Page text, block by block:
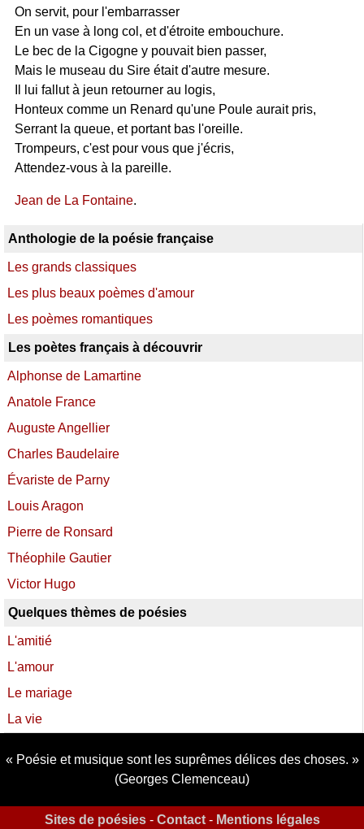
On servit, pour l'embarrasser
En un vase à long col, et d'étroite embouchure.
Le bec de la Cigogne y pouvait bien passer,
Mais le museau du Sire était d'autre mesure.
Il lui fallut à jeun retourner au logis,
Honteux comme un Renard qu'une Poule aurait pris,
Serrant la queue, et portant bas l'oreille.
Trompeurs, c'est pour vous que j'écris,
Attendez-vous à la pareille.
Jean de La Fontaine.
Anthologie de la poésie française
Les grands classiques
Les plus beaux poèmes d'amour
Les poèmes romantiques
Les poètes français à découvrir
Alphonse de Lamartine
Anatole France
Auguste Angellier
Charles Baudelaire
Évariste de Parny
Louis Aragon
Pierre de Ronsard
Théophile Gautier
Victor Hugo
Quelques thèmes de poésies
L'amitié
L'amour
Le mariage
La vie
Poésie et musique sont les suprêmes délices des choses.
(Georges Clemenceau)
Sites de poésies- Contact- Mentions légales